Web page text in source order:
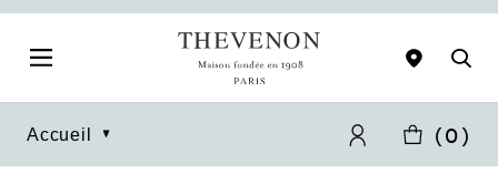
Accueil (0)